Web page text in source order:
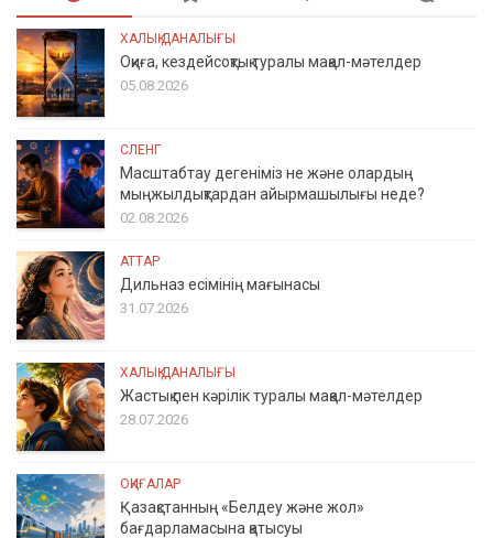
ХАЛЫҚ ДАНАЛЫҒЫ
Оқиға, кездейсоқтық туралы мақал-мәтелдер
05.08.2026
СЛЕНГ
Масштабтау дегеніміз не және олардың
мыңжылдықтардан айырмашылығы неде?
02.08.2026
АТТАР
Дильназ есімінің мағынасы
31.07.2026
ХАЛЫҚ ДАНАЛЫҒЫ
Жастық пен кәрілік туралы мақал-мәтелдер
28.07.2026
ОҚИҒАЛАР
Қазақстанның «Белдеу және жол»
бағдарламасына қатысуы